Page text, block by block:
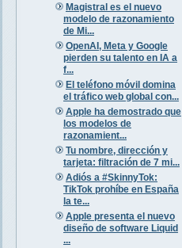
Magistral es el nuevo
modelo de razonamiento
de Mi...
OpenAI, Meta y Google
pierden su talento en IA a
f...
El teléfono móvil domina
el tráfico web global con...
Apple ha demostrado que
los modelos de
razonamient...
Tu nombre, dirección y
tarjeta: filtración de 7 mi...
Adiós a #SkinnyTok:
TikTok prohíbe en España
la te...
Apple presenta el nuevo
diseño de software Liquid
...